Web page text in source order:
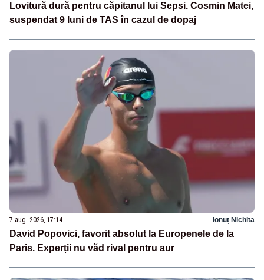
Lovitură dură pentru căpitanul lui Sepsi. Cosmin Matei,
suspendat 9 luni de TAS în cazul de dopaj
7 aug. 2026, 17:14 Ionuț Nichita
David Popovici, favorit absolut la Europenele de la
Paris. Experții nu văd rival pentru aur